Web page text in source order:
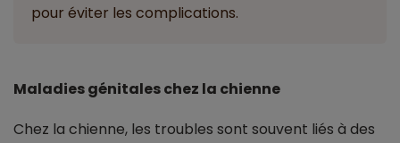
pour éviter les complications.
Maladies génitales chez la chienne
Chez la chienne, les troubles sont souvent liés à des